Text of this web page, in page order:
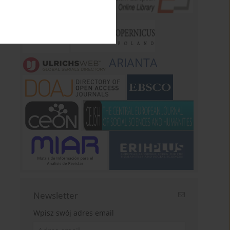
ARIANTA
Newsletter
Wpisz swój adres email